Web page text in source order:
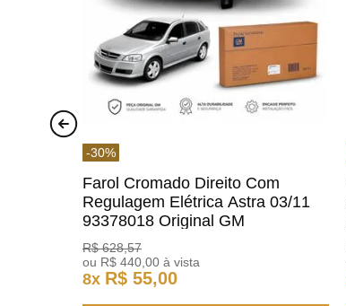
-30%
Farol Cromado Direito Com
Regulagem Elétrica Astra 03/11
93378018 Original GM
R$ 628,57
ou R$ 440 ,00 à vista
8x R$ 55,00